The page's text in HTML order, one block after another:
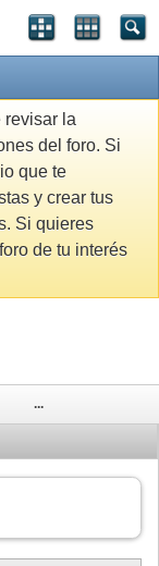
revisar la
del foro. Si
que te
y crear tus
Si quieres
de tu interés
...